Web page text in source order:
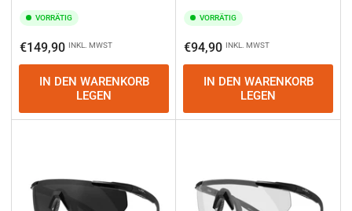
VORRÄTIG
Normaler
Preis
€149,90 INKL. MWST
IN DEN WARENKORB
LEGEN
VORRÄTIG
Normaler
Preis
€94,90 INKL. MWST
IN DEN WARENKORB
LEGEN